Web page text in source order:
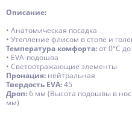
Описание:
• Анатомическая посадка
• Утепление флисом в стопе и
Температура комфорта:от 0°C
• EVA-подошва
• Светоотражающие элементы
Пронация: нейтральная
Твердость EVA:45
Дроп:6 мм (Высота подошвы в
мм)